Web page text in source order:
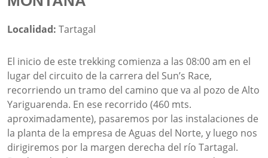
Localidad: Tartagal
El inicio de este trekking comienza a las 08:00 am en el
lugar del circuito de la carrera del Sun’s Race,
recorriendo un tramo del camino que va al pozo de Alto
Yariguarenda. En ese recorrido (460 mts.
aproximadamente), pasaremos por las instalaciones de
la planta de la empresa de Aguas del Norte, y luego nos
dirigiremos por la margen derecha del río Tartagal.